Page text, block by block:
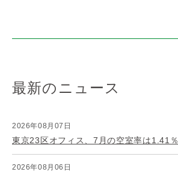
最新のニュース
2026年08月07日
東京23区オフィス、7月の空室率は1.41％
2026年08月06日